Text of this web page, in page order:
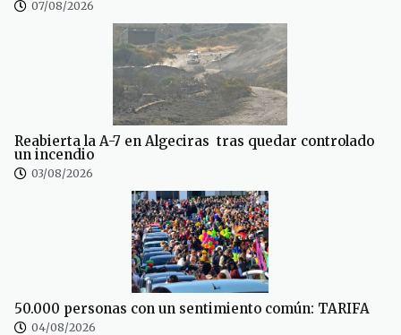
07/08/2026
Reabierta la A-7 en Algeciras tras quedar controlado
un incendio
03/08/2026
50.000 personas con un sentimiento común: TARIFA
04/08/2026